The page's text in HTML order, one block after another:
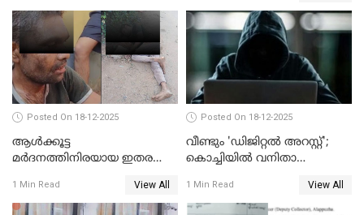
Posted On 18-12-2025
ആൾക്കൂട്ട
മർദനത്തിനിരയായ ഇതര
നടുക്കുന്ന സംഭവം
വാളയാറിൽ
1 Min Read View All
Posted On 18-12-2025
വീണ്ടും 'ഡിജിറ്റല്‍ അറസ്റ്റ്';
കൊച്ചിയില്‍ വനിതാ
കോടി രൂപ
1 Min Read View All